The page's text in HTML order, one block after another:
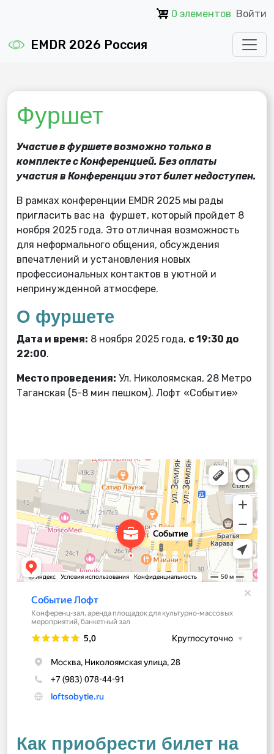
Перейти к основному содержанию
0 элементов Войти
EMDR 2026 Россия
Фуршет
Участие в фуршете возможно только в
комплекте с Конференцией. Без оплаты
участия в Конференции этот билет недоступен.
В рамках конференции EMDR 2025 мы рады
пригласить вас на фуршет, который пройдет 8
ноября 2025 года. Это отличная возможность
для неформального общения, обсуждения
впечатлений и установления новых
профессиональных контактов в уютной и
непринужденной атмосфере.
О фуршете
Дата и время: 8 ноября 2025 года, с 19:30 до
22:00.
Место проведения: Ул. Николоямская, 28 Метро
Таганская (5-8 мин пешком). Лофт «Событие»
Событие Лофт
Конференц-зал в Москве
Аренда площадок для культурно-массовых мероприятий в Москве
Как приобрести билет на